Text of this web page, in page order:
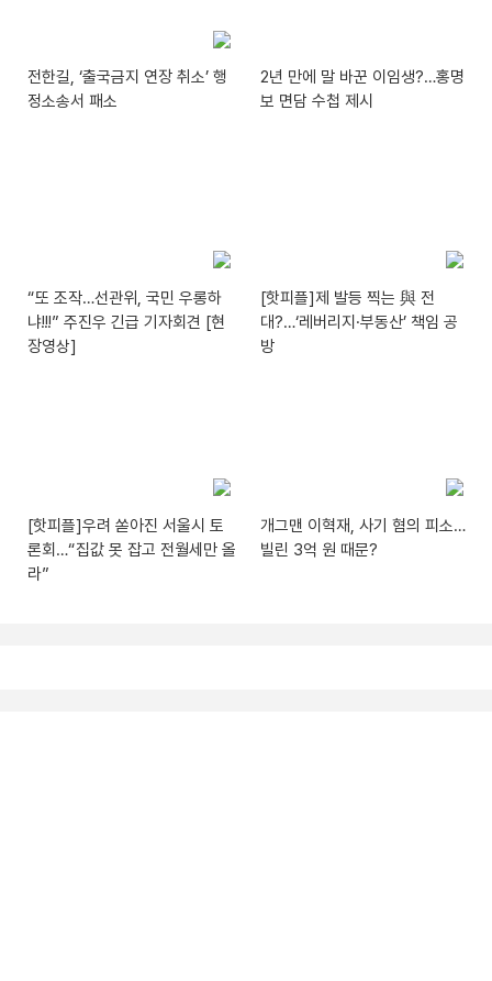
전한길, ‘출국금지 연장 취소’ 행
정소송서 패소
2년 만에 말 바꾼 이임생?…홍명
보 면담 수첩 제시
“또 조작…선관위, 국민 우롱하
냐!!!” 주진우 긴급 기자회견 [현
장영상]
[핫피플]제 발등 찍는 與 전
대?…‘레버리지·부동산’ 책임 공
방
[핫피플]우려 쏟아진 서울시 토
론회…“집값 못 잡고 전월세만 올
라”
개그맨 이혁재, 사기 혐의 피소…
빌린 3억 원 때문?